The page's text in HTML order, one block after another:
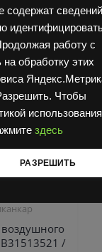
содержат
работу с
обработку этих
Чтобы
использования
здесь
РАЗРЕШИТЬ
/